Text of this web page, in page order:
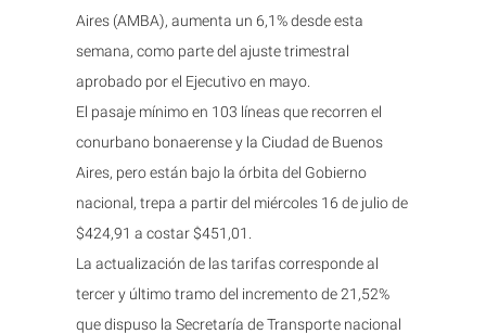
Aires (AMBA), aumenta un 6,1% desde esta
semana, como parte del ajuste trimestral
aprobado por el Ejecutivo en mayo.
El pasaje mínimo en 103 líneas que recorren el
conurbano bonaerense y la Ciudad de Buenos
Aires, pero están bajo la órbita del Gobierno
nacional, trepa a partir del miércoles 16 de julio de
$424,91 a costar $451,01.
La actualización de las tarifas corresponde al
tercer y último tramo del incremento de 21,52%
que dispuso la Secretaría de Transporte nacional